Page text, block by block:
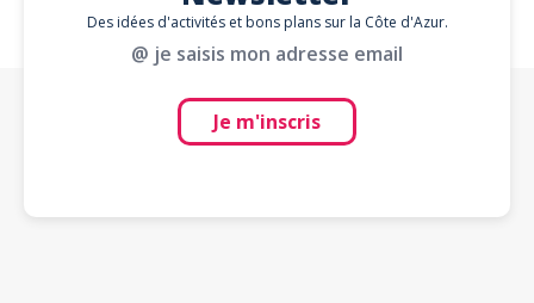
Des idées d'activités et bons plans sur la Côte d'Azur.
@ je saisis mon adresse email
Je m'inscris